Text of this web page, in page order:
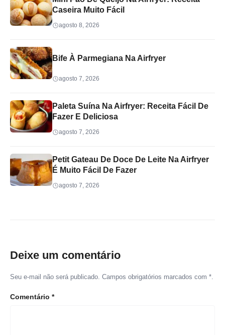
Caseira Muito Fácil
agosto 8, 2026
Bife À Parmegiana Na Airfryer
agosto 7, 2026
Paleta Suína Na Airfryer: Receita Fácil De
Fazer E Deliciosa
agosto 7, 2026
Petit Gateau De Doce De Leite Na Airfryer
É Muito Fácil De Fazer
agosto 7, 2026
Deixe um comentário
Seu e-mail não será publicado. Campos obrigatórios marcados com *.
Comentário *